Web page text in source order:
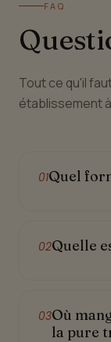
FAQ
Tout ce qu'il
établissement
01Quel
02Quelle
03Où
la pure